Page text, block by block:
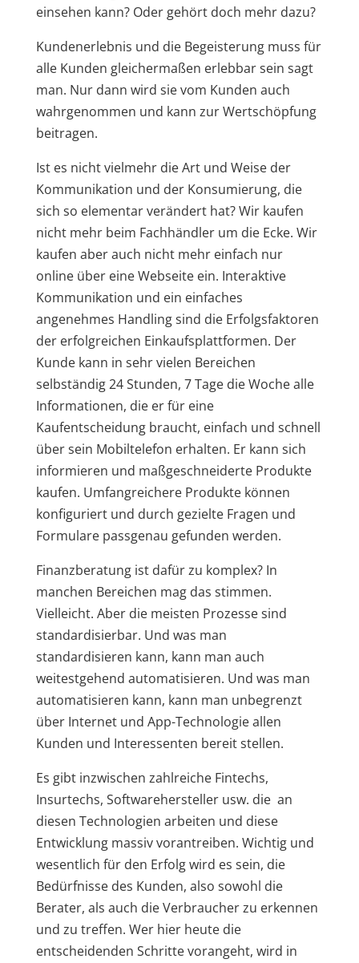
einsehen kann? Oder gehört doch mehr dazu?
Kundenerlebnis und die Begeisterung muss für
alle Kunden gleichermaßen erlebbar sein sagt
man. Nur dann wird sie vom Kunden auch
wahrgenommen und kann zur Wertschöpfung
beitragen.
Ist es nicht vielmehr die Art und Weise der
Kommunikation und der Konsumierung, die
sich so elementar verändert hat? Wir kaufen
nicht mehr beim Fachhändler um die Ecke. Wir
kaufen aber auch nicht mehr einfach nur
online über eine Webseite ein. Interaktive
Kommunikation und ein einfaches
angenehmes Handling sind die Erfolgsfaktoren
der erfolgreichen Einkaufsplattformen. Der
Kunde kann in sehr vielen Bereichen
selbständig 24 Stunden, 7 Tage die Woche alle
Informationen, die er für eine
Kaufentscheidung braucht, einfach und schnell
über sein Mobiltelefon erhalten. Er kann sich
informieren und maßgeschneiderte Produkte
kaufen. Umfangreichere Produkte können
konfiguriert und durch gezielte Fragen und
Formulare passgenau gefunden werden.
Finanzberatung ist dafür zu komplex? In
manchen Bereichen mag das stimmen.
Vielleicht. Aber die meisten Prozesse sind
standardisierbar. Und was man
standardisieren kann, kann man auch
weitestgehend automatisieren. Und was man
automatisieren kann, kann man unbegrenzt
über Internet und App-Technologie allen
Kunden und Interessenten bereit stellen.
Es gibt inzwischen zahlreiche Fintechs,
Insurtechs, Softwarehersteller usw. die an
diesen Technologien arbeiten und diese
Entwicklung massiv vorantreiben. Wichtig und
wesentlich für den Erfolg wird es sein, die
Bedürfnisse des Kunden, also sowohl die
Berater, als auch die Verbraucher zu erkennen
und zu treffen. Wer hier heute die
entscheidenden Schritte vorangeht, wird in